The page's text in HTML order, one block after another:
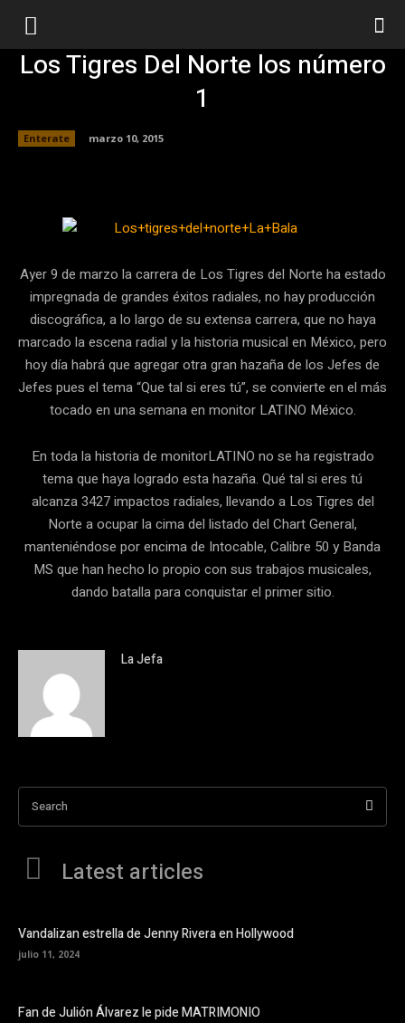
Los Tigres Del Norte los número
1
Enterate
marzo 10, 2015
Ayer 9 de marzo la carrera de Los Tigres del Norte ha estado
impregnada de grandes éxitos radiales, no hay producción
discográfica, a lo largo de su extensa carrera, que no haya
marcado la escena radial y la historia musical en México, pero
hoy día habrá que agregar otra gran hazaña de los Jefes de
Jefes pues el tema “Que tal si eres tú”, se convierte en el más
tocado en una semana en monitor LATINO México.
En toda la historia de monitorLATINO no se ha registrado
tema que haya logrado esta hazaña. Qué tal si eres tú
alcanza 3427 impactos radiales, llevando a Los Tigres del
Norte a ocupar la cima del listado del Chart General,
manteniéndose por encima de Intocable, Calibre 50 y Banda
MS que han hecho lo propio con sus trabajos musicales,
dando batalla para conquistar el primer sitio.
La Jefa
Search
Latest articles
Vandalizan estrella de Jenny Rivera en Hollywood
julio 11, 2024
Fan de Julión Álvarez le pide MATRIMONIO